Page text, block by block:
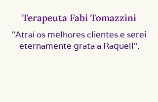
Terapeuta Fabi Tomazzini
"Atraí os melhores clientes e serei
eternamente grata a Raquell".